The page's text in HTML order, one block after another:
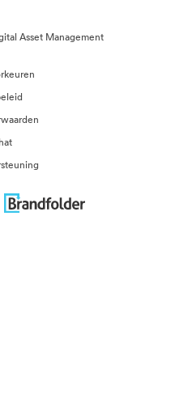
Asset Management